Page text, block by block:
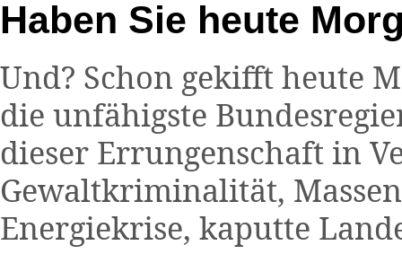
Haben Sie heute
Und? Schon gekifft heute
die unfähigste
dieser Errungenschaft in
Gewaltkriminalität,
Energiekrise, kaputte